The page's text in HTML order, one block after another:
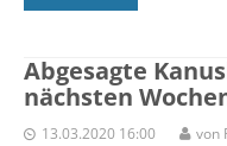
Abgesagte
nächsten
13.03.2020 16:00 von